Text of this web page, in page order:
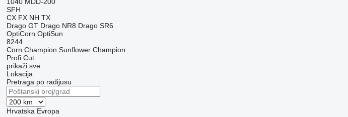
SFH
CX FX NH TX
Drago GT Drago NR8 Drago SR6
OptiCorn OptiSun
8244
Corn Champion Sunflower Champion
Profi Cut
prikaži sve
Lokacija
Pretraga po radijusu
Hrvatska Evropa